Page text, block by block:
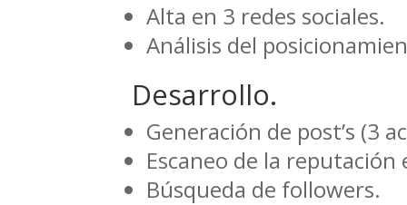
Alta en 3 redes sociales.
Análisis del
Desarrollo.
Generación de post’s (3
Escaneo de la reputación
Búsqueda de followers.